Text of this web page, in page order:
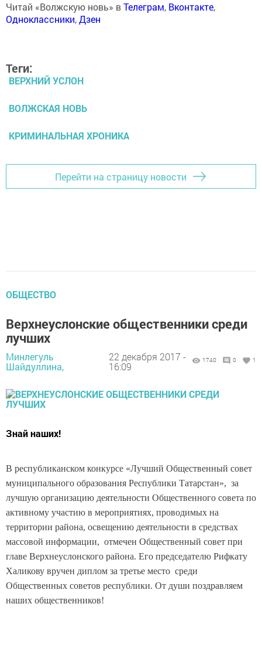
Читай «Волжскую новь» вТелеграм, Вконтакте,
Одноклассники,Дзен
Теги:
ВЕРХНИЙ УСЛОН
ВОЛЖСКАЯ НОВЬ
КРИМИНАЛЬНАЯ ХРОНИКА
Перейти на страницу новости
ОБЩЕСТВО
Верхнеуслонские общественники среди
лучших
Минлегуль
Шайдуллина,
22 декабря 2017 -
16:09
1740 0 1
Знай наших!
В республиканском конкурсе «Лучший Общественный совет
муниципального образования Республики Татарстан», за
лучшую организацию деятельности Общественного совета по
активному участию в мероприятиях, проводимых на
территории района, освещению деятельности в средствах
массовой информации, отмечен Общественный совет при
главе Верхнеуслонского района. Его председателю Рифкату
Халикову вручен диплом за третье место среди
Общественных советов республики. От души поздравляем
наших общественников!